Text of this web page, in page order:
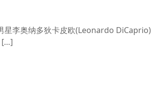
星李奥纳多狄卡皮欧(Leonardo DiCaprio)
[…]